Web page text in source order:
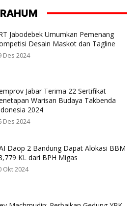
Jabodebek Umumkan Pemenang
Desain Maskot dan Tagline
Des 2024
Jabar Terima 22 Sertifikat
Warisan Budaya Takbenda
2024
Des 2024
Daop 2 Bandung Dapat Alokasi BBM
KL dari BPH Migas
Okt 2024